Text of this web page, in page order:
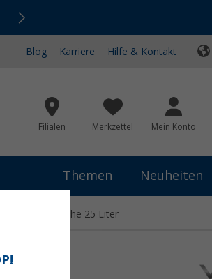
Top-Deals für
Blog Karriere Hilfe & Kontakt
Filialen Merkzettel Mein Konto
Themen Neuheiten
1 Fahrradtasche 25 Liter